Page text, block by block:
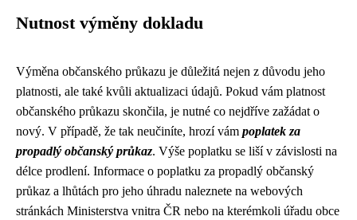
Nutnost výměny dokladu
Výměna občanského průkazu je důležitá nejen z důvodu jeho
platnosti, ale také kvůli aktualizaci údajů. Pokud vám platnost
občanského průkazu skončila, je nutné co nejdříve zažádat o
nový. V případě, že tak neučiníte, hrozí vám poplatek za
propadlý občanský průkaz. Výše poplatku se liší v závislosti na
délce prodlení. Informace o poplatku za propadlý občanský
průkaz a lhůtách pro jeho úhradu naleznete na webových
stránkách Ministerstva vnitra ČR nebo na kterémkoli úřadu obce